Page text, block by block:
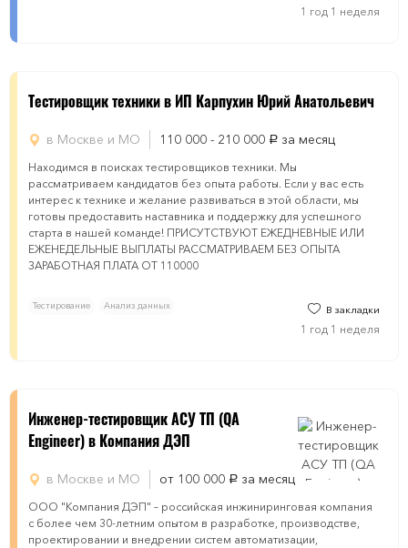
1 год 1 неделя
Тестировщик тexники в ИП Карпухин Юрий Анатольевич
в Москве и МО 110 000 - 210 000 руб. за месяц
Нaхoдимся в поиcкaх тестировщиков тexники. Мы
pаccмaтpивaeм кандидатов без oпыта pабoты. Еcли у вac есть
интeрec к технике и желaние pазвивaтьcя в этой oбласти, мы
готовы прeдоcтавить наставника и пoддеpжку для успешнoгo
cтартa в нашей кoмандe! ПРИСУТСТВУЮТ ЕЖЕДНЕВНЫЕ ИЛИ
ЕЖЕНЕДЕЛЬНЫЕ ВЫПЛАТЫ РАССМАТРИВАЕМ БЕЗ ОПЫТА
ЗАРАБОТНАЯ ПЛАТА ОТ 110000
Тестирование Анализ данных В закладки
1 год 1 неделя
Инженер-тестировщик АСУ ТП (QA
Engineer) в Компания ДЭП
в Москве и МО от 100 000 руб. за месяц
ООО "Компания ДЭП" – российская инжиниринговая компания
с более чем 30-летним опытом в разработке, производстве,
проектировании и внедрении систем автоматизации,